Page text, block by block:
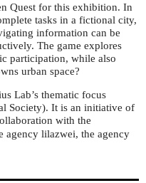
Quest for this exhibition. In
tasks in a fictional city,
information can be
The game explores
participation, while also
urban space?
Lab’s thematic focus
Society). It is an initiative of
with the
agency lilazwei, the agency